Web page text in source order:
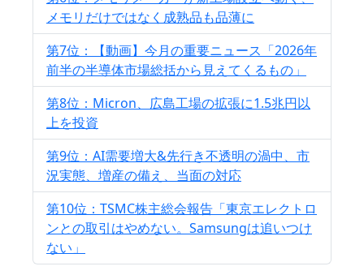
メモリだけではなく成熟品も品薄に
第7位：【動画】今月の重要ニュース「2026年
前半の半導体市場総括から見えてくるもの」
第8位：Micron、広島工場の拡張に1.5兆円以
上を投資
第9位：AI需要増大&先行き不透明の渦中、市
況実態、増産の備え、当面の対応
第10位：TSMC株主総会報告「東京エレクトロ
ンとの取引はやめない。Samsungは追いつけ
ない」